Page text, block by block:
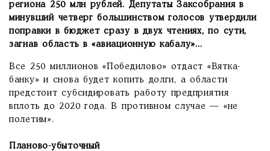
региона 250 млн рублей. Депутаты Заксобрания в
минувший четверг большинством голосов утвердили
поправки в бюджет сразу в двух чтениях, по сути,
загнав область в «авиационную кабалу»...
Все 250 миллионов «Победилово» отдаст «Вятка-
банку» и снова будет копить долги, а области
предстоит субсидировать работу предприятия
вплоть до 2020 года. В противном случае — «не
полетим».
Планово-убыточный